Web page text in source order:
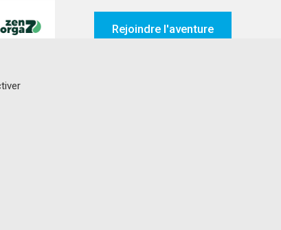
Rejoindre l'aventure